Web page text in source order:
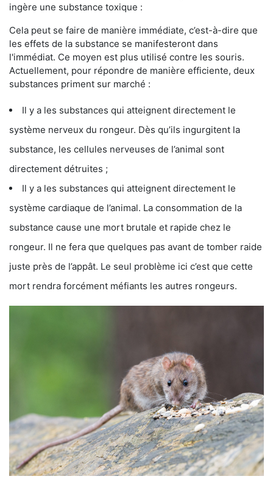
ingère une substance toxique :
Cela peut se faire de manière immédiate, c’est-à-dire que
les effets de la substance se manifesteront dans
l'immédiat. Ce moyen est plus utilisé contre les souris.
Actuellement, pour répondre de manière efficiente, deux
substances priment sur marché :
Il y a les substances qui atteignent directement le
système nerveux du rongeur. Dès qu’ils ingurgitent la
substance, les cellules nerveuses de l’animal sont
directement détruites ;
Il y a les substances qui atteignent directement le
système cardiaque de l’animal. La consommation de la
substance cause une mort brutale et rapide chez le
rongeur. Il ne fera que quelques pas avant de tomber raide
juste près de l’appât. Le seul problème ici c’est que cette
mort rendra forcément méfiants les autres rongeurs.